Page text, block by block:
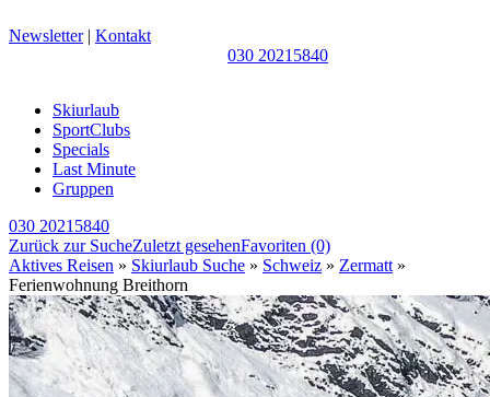
Newsletter| Kontakt
030 20215840
Skiurlaub
SportClubs
Specials
Last Minute
Gruppen
030 20215840
Zurück zur SucheZuletzt gesehenFavoriten (0)
Aktives Reisen » Skiurlaub Suche » Schweiz » Zermatt »
Ferienwohnung Breithorn